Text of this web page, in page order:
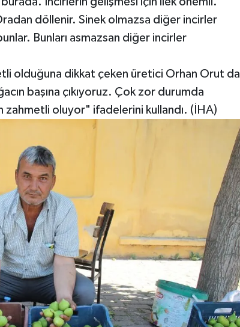
döllenir. Sinek olmazsa diğer incirler
Bunları asmazsan diğer incirler
olduğuna dikkat çeken üretici Orhan Orut da
başına çıkıyoruz. Çok zor durumda
zahmetli oluyor" ifadelerini kullandı. (İHA)